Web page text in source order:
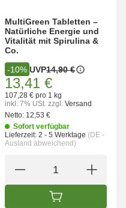
MultiGreen Tabletten –
Natürliche Energie und
Vitalität mit Spirulina &
Co.
-10% UVP14,90 €
13,41 €
107,28 € pro 1 kg
inkl. 7% USt. zzgl. Versand
Netto: 12,53 €
Sofort verfügbar
Lieferzeit: 2 - 5 Werktage (DE -
Ausland abweichend)
IN DEN